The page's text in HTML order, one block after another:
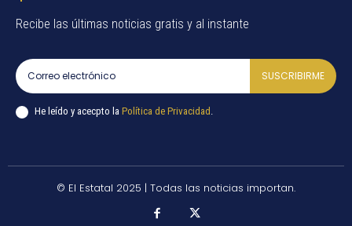
Recibe las últimas noticias gratis y al instante
SUSCRIBIRME
He leído y acecpto la Política de Privacidad .
© El Estatal 2025 | Todas las noticias importan.